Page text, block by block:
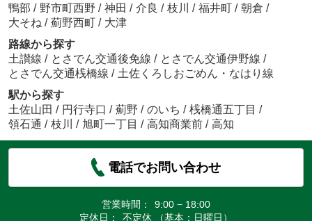
鴨部 / 野市町西野 / 神田 / 介良 / 枝川 / 福井町 / 朝倉 /
大そね / 薊野西町 / 大津
路線から探す
土讃線 / とさでん交通後免線 / とさでん交通伊野線 /
とさでん交通桟橋線 / 土佐くろしおごめん・なはり線
駅から探す
土佐山田 / 円行寺口 / 薊野 / のいち / 桟橋通五丁目 /
領石通 / 枝川 / 旭町一丁目 / 高知商業前 / 高知
電話でお問い合わせ
営業時間：
9:00 − 18:00
定休日：
不定休 （基本：日曜日）